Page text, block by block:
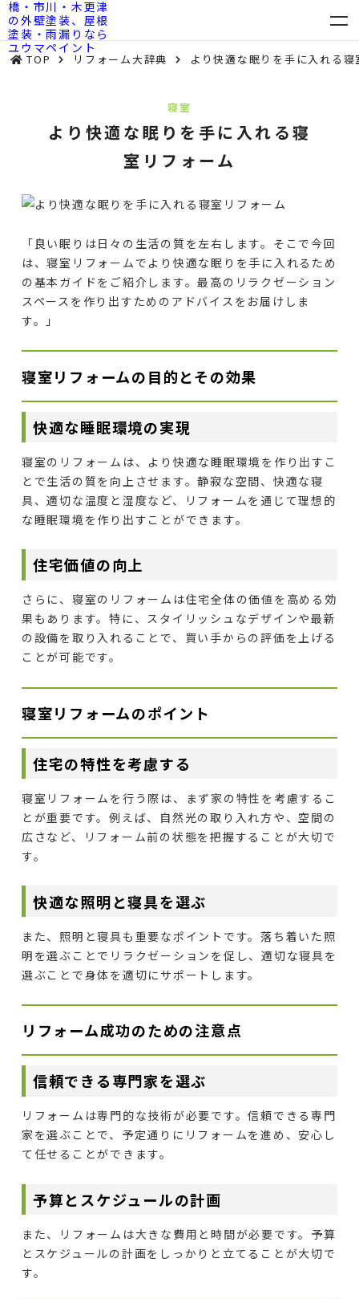
TOP リフォーム大辞典 より快適な眠りを手に入れる
寝室
より快適な眠りを手に入れる寝
室リフォーム
「良い眠りは日々の生活の質を左右します。そこで今回
は、寝室リフォームでより快適な眠りを手に入れるため
の基本ガイドをご紹介します。最高のリラクゼーション
スペースを作り出すためのアドバイスをお届けしま
す。」
寝室リフォームの目的とその効果
快適な睡眠環境の実現
寝室のリフォームは、より快適な睡眠環境を作り出すこ
とで生活の質を向上させます。静寂な空間、快適な寝
具、適切な温度と湿度など、リフォームを通じて理想的
な睡眠環境を作り出すことができます。
住宅価値の向上
さらに、寝室のリフォームは住宅全体の価値を高める効
果もあります。特に、スタイリッシュなデザインや最新
の設備を取り入れることで、買い手からの評価を上げる
ことが可能です。
寝室リフォームのポイント
住宅の特性を考慮する
寝室リフォームを行う際は、まず家の特性を考慮するこ
とが重要です。例えば、自然光の取り入れ方や、空間の
広さなど、リフォーム前の状態を把握することが大切で
す。
快適な照明と寝具を選ぶ
また、照明と寝具も重要なポイントです。落ち着いた照
明を選ぶことでリラクゼーションを促し、適切な寝具を
選ぶことで身体を適切にサポートします。
リフォーム成功のための注意点
信頼できる専門家を選ぶ
リフォームは専門的な技術が必要です。信頼できる専門
家を選ぶことで、予定通りにリフォームを進め、安心し
て任せることができます。
予算とスケジュールの計画
また、リフォームは大きな費用と時間が必要です。予算
とスケジュールの計画をしっかりと立てることが大切で
す。